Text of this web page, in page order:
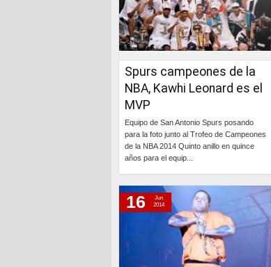
Spurs campeones de la
NBA, Kawhi Leonard es el
MVP
Equipo de San Antonio Spurs posando
para la foto junto al Trofeo de Campeones
de la NBA 2014 Quinto anillo en quince
años para el equip...
16
Jun
2014